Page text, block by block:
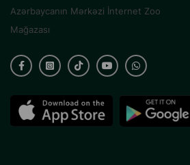
Azərbaycanın Mərkəzi İnternet Zoo
Mağazası